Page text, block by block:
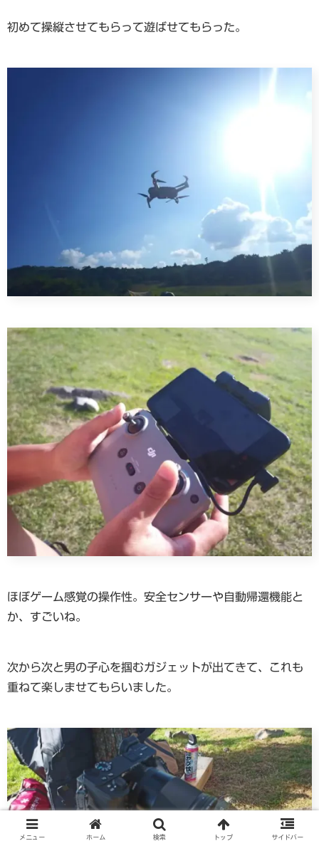
初めて操縦させてもらって遊ばせてもらった。
ほぼゲーム感覚の操作性。安全センサーや自動帰還機能と
か、すごいね。
次から次と男の子心を掴むガジェットが出てきて、これも
重ねて楽しませてもらいました。
メニュー ホーム 検索 トップ サイドバー